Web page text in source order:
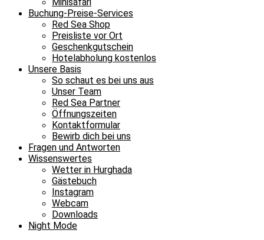
Buchung-Preise-Services
Red Sea Shop
Preisliste vor Ort
Geschenkgutschein
Hotelabholung kostenlos
Unsere Basis
So schaut es bei uns aus
Unser Team
Red Sea Partner
Öffnungszeiten
Kontaktformular
Bewirb dich bei uns
Fragen und Antworten
Wissenswertes
Wetter in Hurghada
Gästebuch
Instagram
Webcam
Downloads
Night Mode